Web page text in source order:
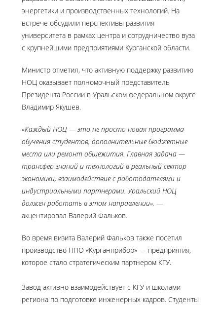
энергетики и производственных технологий. На
встрече обсудили перспективы развития
университета в рамках центра и сотрудничество вуза
с крупнейшими предприятиями Курганской области.
Министр отметил, что активную поддержку развитию
НОЦ оказывает полномочный представитель
Президента России в Уральском федеральном округе
Владимир Якушев.
«Каждый НОЦ — это не просто новая программа
обучения студентов, дополнительные бюджетные
места или ремонт общежития. Главная задача —
трансфер знаний и технологий в реальный сектор
экономики, взаимодействие с работодателями и
индустриальными партнерами. Уральский НОЦ
должен работать в этом направлении», —
акцентировал Валерий Фальков.
Во время визита Валерий Фальков также посетил
производство НПО «Курганприбор» — предприятия,
которое стало стратегическим партнером КГУ.
Завод активно взаимодействует с КГУ и школами
региона по подготовке инженерных кадров. Студенты